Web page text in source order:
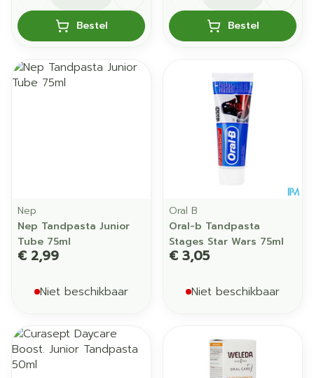
Bestel Bestel
Nep
Nep Tandpasta Junior
Tube 75ml
€ 2,99
Niet beschikbaar
Oral B
Oral-b Tandpasta
Stages Star Wars 75ml
€ 3,05
Niet beschikbaar